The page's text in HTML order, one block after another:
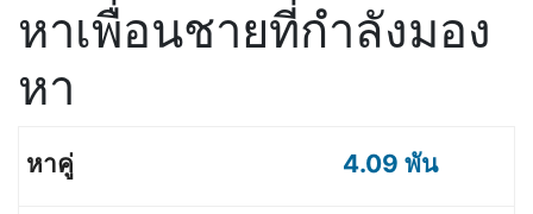
หาเพื่อนชายที่กำลังมอง
หา
4.09 พัน